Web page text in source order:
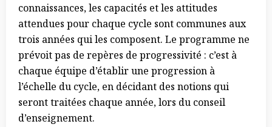
connaissances, les capacités et les attitudes
attendues pour chaque cycle sont communes aux
trois années qui les composent. Le programme ne
prévoit pas de repères de progressivité : c’est à
chaque équipe d’établir une progression à
l’échelle du cycle, en décidant des notions qui
seront traitées chaque année, lors du conseil
d’enseignement.